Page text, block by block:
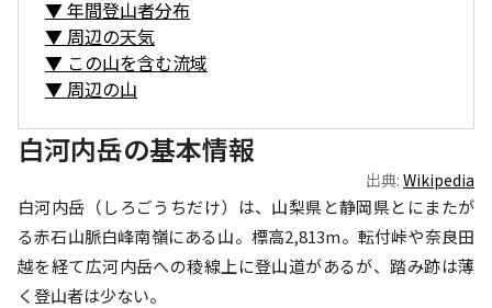
▼年間登山者分布
▼ 周辺の天気
▼ この山を含む流域
▼ 周辺の山
白河内岳の基本情報
出典: Wikipedia
白河内岳（しろごうちだけ）は、山梨県と静岡県とにまたが
る赤石山脈白峰南嶺にある山。標高2,813m。転付峠や奈良田
越を経て広河内岳への稜線上に登山道があるが、踏み跡は薄
く登山者は少ない。